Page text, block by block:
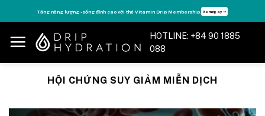
to
content
Tăng năng lượng - sống đỉnh cao với thẻ Vitamin Drip Membership. Xem ngay ➝
HOTLINE: +84 90 1885
088
HỘI CHỨNG SUY GIẢM MIỄN DỊCH